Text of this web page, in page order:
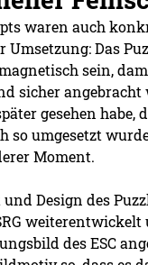
waren auch
Das
sein,
sicher angebracht
gesehen habe,
so umgesetzt
Moment.
Design des
weiterentwickelt
des ESC